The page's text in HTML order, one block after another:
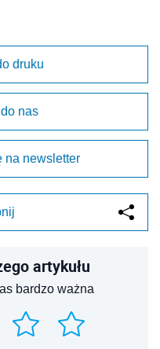
druku
nas
na newsletter
artykułu
bardzo ważna